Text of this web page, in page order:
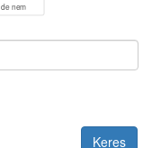
de nem